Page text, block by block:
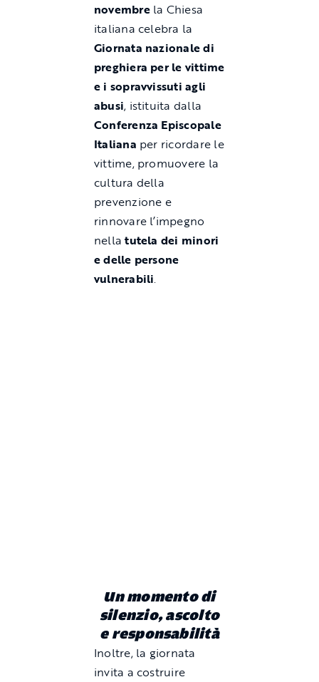
novembrela Chiesa
italiana celebra la
Giornata nazionale di
preghiera per le vittime
e i sopravvissuti agli
abusi, istituita dalla
Conferenza Episcopale
Italiana per ricordare le
vittime, promuovere la
cultura della
prevenzione e
rinnovare l’impegno
nellatutela dei minori
e delle persone
vulnerabili.
Un momento di
silenzio, ascolto
e responsabilità
Inoltre, la giornata
invita a costruire